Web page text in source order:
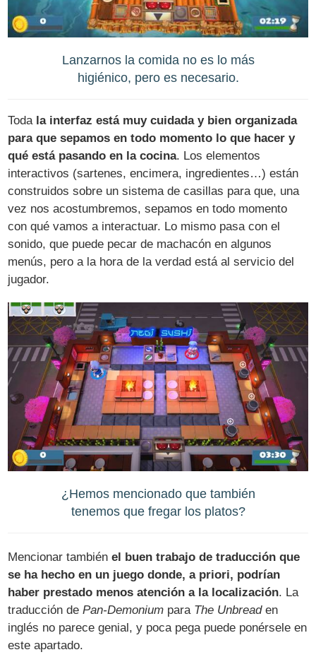
Lanzarnos la comida no es lo más
higiénico, pero es necesario.
Toda la interfaz está muy cuidada y bien organizada
para que sepamos en todo momento lo que hacer y
qué está pasando en la cocina. Los elementos
interactivos (sartenes, encimera, ingredientes…) están
construidos sobre un sistema de casillas para que, una
vez nos acostumbremos, sepamos en todo momento
con qué vamos a interactuar. Lo mismo pasa con el
sonido, que puede pecar de machacón en algunos
menús, pero a la hora de la verdad está al servicio del
jugador.
¿Hemos mencionado que también
tenemos que fregar los platos?
Mencionar tambiénel buen trabajo de traducción que
se ha hecho en un juego donde, a priori, podrían
haber prestado menos atención a la localización. La
traducción dePan-Demonium para The Unbreaden
inglés no parece genial, y poca pega puede ponérsele en
este apartado.